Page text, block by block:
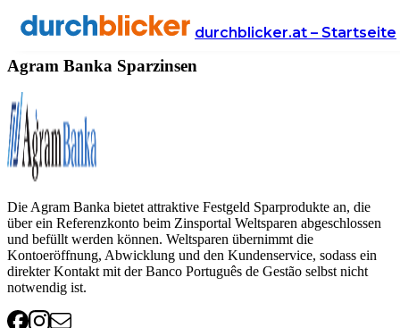
durchblicker.at – Startseite
Anbieter Finanzen sparzinsen Agram Banka
Agram Banka Sparzinsen
Die Agram Banka bietet attraktive Festgeld Sparprodukte an, die
über ein Referenzkonto beim Zinsportal Weltsparen abgeschlossen
und befüllt werden können. Weltsparen übernimmt die
Kontoeröffnung, Abwicklung und den Kundenservice, sodass ein
direkter Kontakt mit der Banco Português de Gestão selbst nicht
notwendig ist.